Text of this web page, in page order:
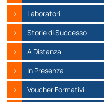
Laboratori
Storie di Successo
A Distanza
In Presenza
Voucher Formativi